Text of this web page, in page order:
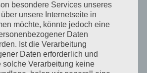
besondere Services unseres
unsere Internetseite in
möchte, könnte jedoch eine
Daten
Ist die Verarbeitung
Daten erforderlich und
solche Verarbeitung keine